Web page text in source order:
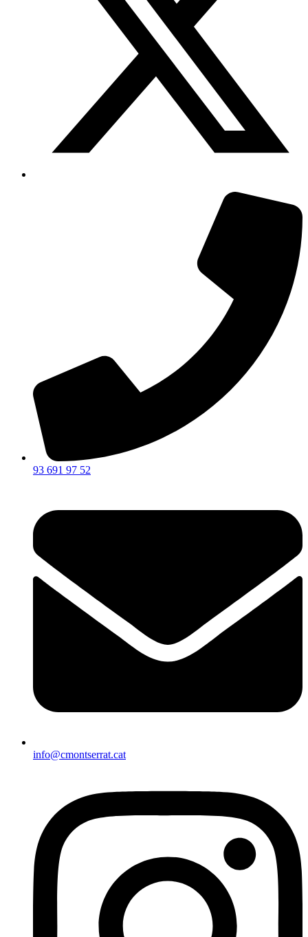
93 691 97 52
info@cmontserrat.cat